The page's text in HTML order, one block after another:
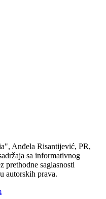
Anđela Risantijević, PR,
sa informativnog
prethodne saglasnosti
autorskih prava.